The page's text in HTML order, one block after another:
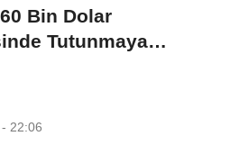
Bin Dolar
Tutunmaya
- 22:06